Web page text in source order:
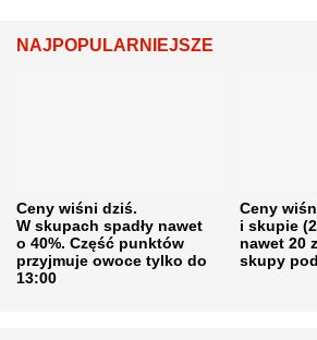
NAJPOPULARNIEJSZE
Ceny wiśni dziś.
W skupach spadły nawet
o 40%. Część punktów
przyjmuje owoce tylko do
13:00
Ceny
i skupie
nawet 20
skupy